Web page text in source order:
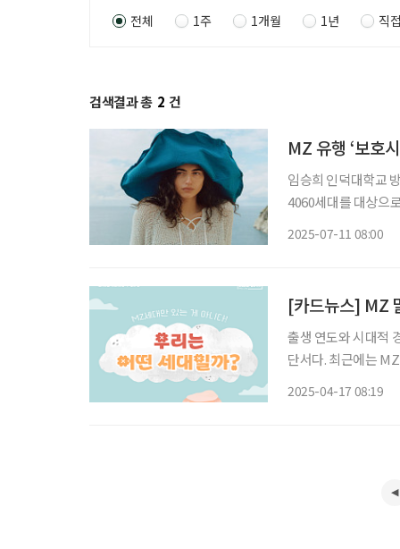
전체 1주 1개월 1년 직
검색결과 총 2 건
MZ 유행 ‘보호
임승희 인덕대학교
4060세대를 대상으
2025-07-11 08:00
[카드뉴스] MZ
출생 연도와 시대적
단서다. 최근에는
2025-04-17 08:19